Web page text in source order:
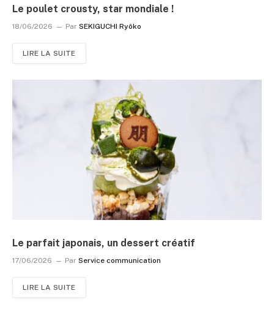
Le poulet crousty, star mondiale !
18/06/2026 Par SEKIGUCHI Ryôko
LIRE LA SUITE
Le parfait japonais, un dessert créatif
17/06/2026 Par Service communication
LIRE LA SUITE